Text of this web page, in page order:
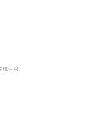
합니다.